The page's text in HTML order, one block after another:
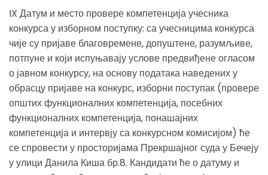
IX Датум и место провере компетенција учесника
конкурса у изборном поступку: са учесницима конкурса
чије су пријаве благовремене, допуштене, разумљиве,
потпуне и који испуњавају услове предвиђене огласом
о јавном конкурсу, на основу података наведених у
обрасцу пријаве на конкурс, изборни поступак (провере
општих функционалних компетенција, посебних
функционалних компетенција, понашајних
компетенција и интервју са конкурсном комисијом) ће
се спровести у просторијама Прекршајног суда у Бечеју
у улици Данила Киша бр.8. Кандидати ће о датуму и